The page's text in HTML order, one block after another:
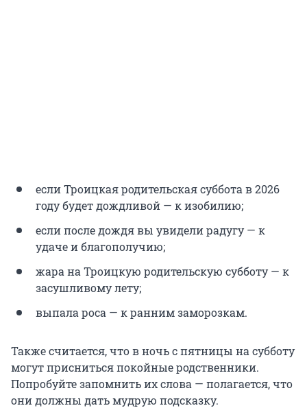
если Троицкая родительская суббота в 2026
году будет дождливой — к изобилию;
если после дождя вы увидели радугу — к
удаче и благополучию;
жара на Троицкую родительскую субботу — к
засушливому лету;
выпала роса — к ранним заморозкам.
Также считается, что в ночь с пятницы на субботу
могут присниться покойные родственники.
Попробуйте запомнить их слова — полагается, что
они должны дать мудрую подсказку.